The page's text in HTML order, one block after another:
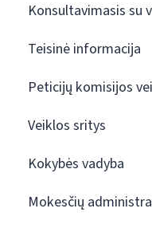
Konsultavimasis su
Teisinė informacija
Peticijų komisijos
Veiklos sritys
Kokybės vadyba
Mokesčių